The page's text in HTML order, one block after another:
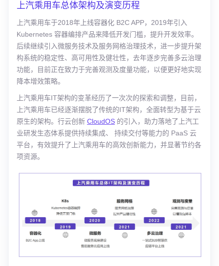
上汽乘用车总体架构及演变历程
上汽乘用车于2018年上线容器化 B2C APP，2019年引入
Kubernetes 容器编排产品来降低开发门槛，提升开发效率。
后续继续引入微服务技术及服务网格治理技术，进一步提升架
构系统的稳定性、高可用性及健壮性，去年逐步完善多云治理
功能，目前正在致力于完善观测及度量功能，以便更好地实现
降本增效策略。
上汽乘用车IT架构的变革经历了一次次的探索和调整，目前，
上汽乘用车已经逐渐摆脱了传统的IT架构，全面转型为基于云
原生的架构。行云创新 CloudOS的引入，助力落地了上汽工
业研发生态体系提供持续集成、 持续交付等能力的 PaaS 云
平台，有效提升了上汽乘用车的高效创新能力，并显著节约各
项资源。